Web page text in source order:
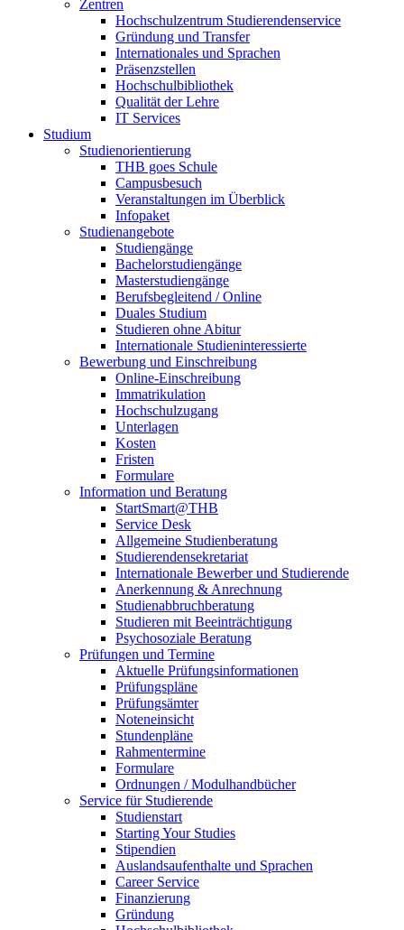
Zentren
Hochschulzentrum Studierendenservice
Gründung und Transfer
Internationales und Sprachen
Präsenzstellen
Hochschulbibliothek
Qualität der Lehre
IT Services
Studium
Studienorientierung
THB goes Schule
Campusbesuch
Veranstaltungen im Überblick
Infopaket
Studienangebote
Studiengänge
Bachelorstudiengänge
Masterstudiengänge
Berufsbegleitend / Online
Duales Studium
Studieren ohne Abitur
Internationale Studieninteressierte
Bewerbung und Einschreibung
Online-Einschreibung
Immatrikulation
Hochschulzugang
Unterlagen
Kosten
Fristen
Formulare
Information und Beratung
StartSmart@THB
Service Desk
Allgemeine Studienberatung
Studierendensekretariat
Internationale Bewerber und Studierende
Anerkennung & Anrechnung
Studienabbruchberatung
Studieren mit Beeinträchtigung
Psychosoziale Beratung
Prüfungen und Termine
Aktuelle Prüfungsinformationen
Prüfungspläne
Prüfungsämter
Noteneinsicht
Stundenpläne
Rahmentermine
Formulare
Ordnungen / Modulhandbücher
Service für Studierende
Studienstart
Starting Your Studies
Stipendien
Auslandsaufenthalte und Sprachen
Career Service
Finanzierung
Gründung